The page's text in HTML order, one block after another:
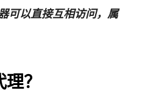
可以直接互相访问，属
？